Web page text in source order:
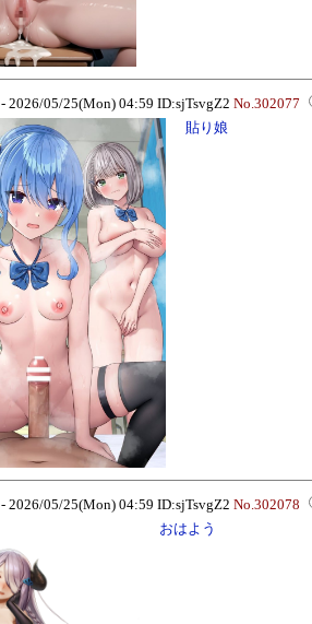
- 2026/05/25(Mon) 04:59 ID:sjTsvgZ2 No.302077
貼り娘
- 2026/05/25(Mon) 04:59 ID:sjTsvgZ2 No.302078
おはよう